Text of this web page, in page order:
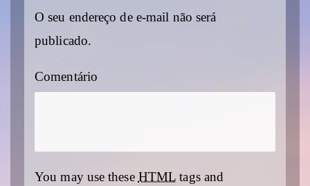
O seu endereço de e-mail não será
publicado.
Comentário
You may use these HTML tags and